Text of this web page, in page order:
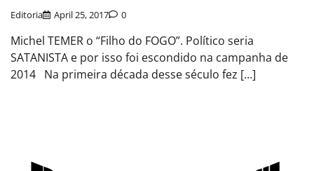
Editoria April 25, 2017 0
Michel TEMER o “Filho do FOGO”. Político seria
SATANISTA e por isso foi escondido na campanha de
2014 Na primeira década desse século fez […]